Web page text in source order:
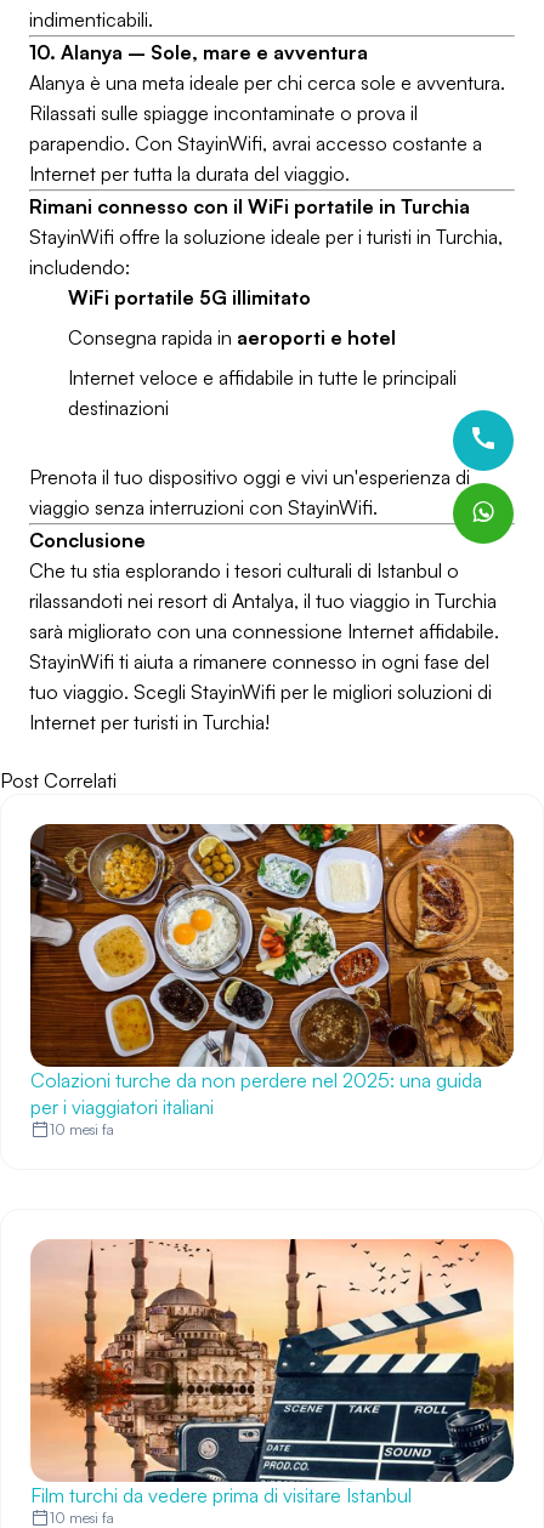
indimenticabili.
10. Alanya – Sole, mare e avventura
Alanya è una meta ideale per chi cerca sole e avventura.
Rilassati sulle spiagge incontaminate o prova il
parapendio. Con StayinWifi, avrai accesso costante a
Internet per tutta la durata del viaggio.
Rimani connesso con il WiFi portatile in Turchia
StayinWifi offre la soluzione ideale per i turisti in Turchia,
includendo:
WiFi portatile 5G illimitato
Consegna rapida in aeroporti e hotel
Internet veloce e affidabile in tutte le principali
destinazioni
Prenota il tuo dispositivo oggi e vivi un'esperienza di
viaggio senza interruzioni con StayinWifi.
Conclusione
Che tu stia esplorando i tesori culturali di Istanbul o
rilassandoti nei resort di Antalya, il tuo viaggio in Turchia
sarà migliorato con una connessione Internet affidabile.
StayinWifi ti aiuta a rimanere connesso in ogni fase del
tuo viaggio. Scegli StayinWifi per le migliori soluzioni di
Internet per turisti in Turchia!
Post Correlati
Colazioni turche da non perdere nel 2025: una guida
per i viaggiatori italiani
10 mesi fa
Film turchi da vedere prima di visitare Istanbul
10 mesi fa